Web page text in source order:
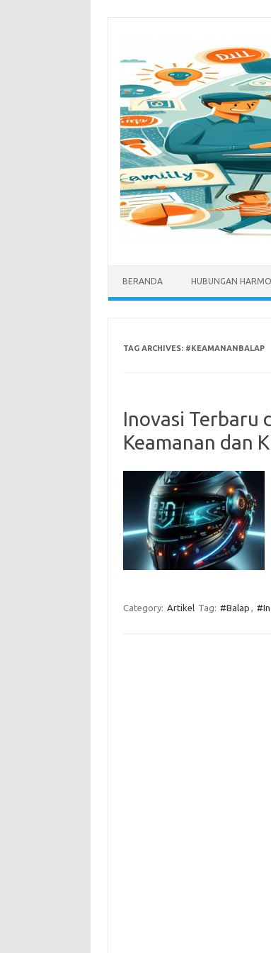
BERANDA HUBUNGAN
TAG ARCHIVES: #KEAMANANBALAP
Inovasi Terbaru
Keamanan dan
Category: Artikel Tag: #Balap ,